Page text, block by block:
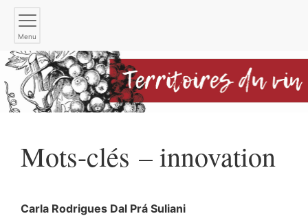
Menu
Mots-clés – innovation
Carla Rodrigues Dal Prá Suliani